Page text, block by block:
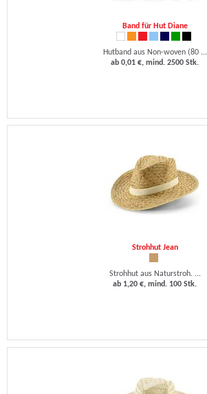
Band für Hut Diane
Hutband aus Non-woven (80 ...
ab 0,01 €, mind. 2500 Stk.
Strohhut Jean
Strohhut aus Naturstroh. ...
ab 1,20 €, mind. 100 Stk.